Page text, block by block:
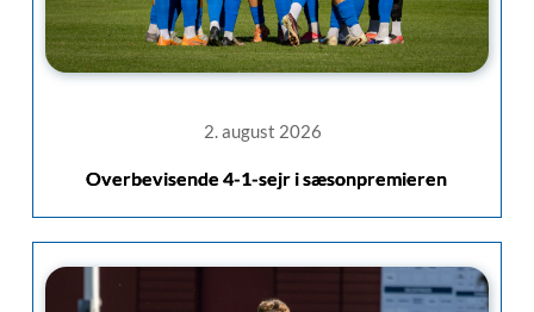
2. august 2026
Overbevisende 4-1-sejr i sæsonpremieren